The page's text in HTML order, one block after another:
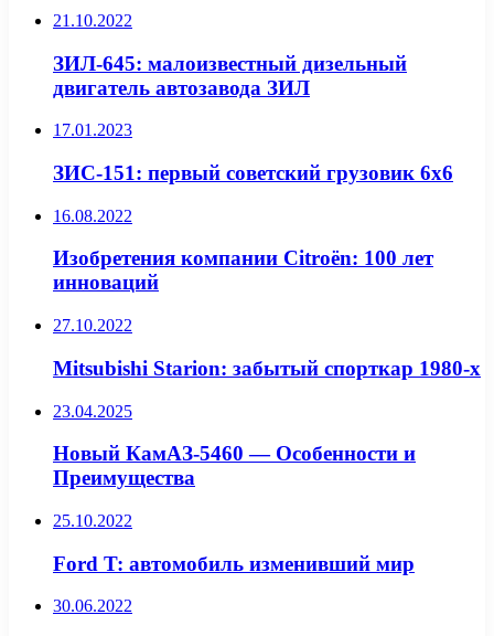
21.10.2022
ЗИЛ-645: малоизвестный дизельный
двигатель автозавода ЗИЛ
17.01.2023
ЗИС-151: первый советский грузовик 6х6
16.08.2022
Изобретения компании Citroën: 100 лет
инноваций
27.10.2022
Mitsubishi Starion: забытый спорткар 1980-х
23.04.2025
Новый КамАЗ-5460 — Особенности и
Преимущества
25.10.2022
Ford T: автомобиль изменивший мир
30.06.2022